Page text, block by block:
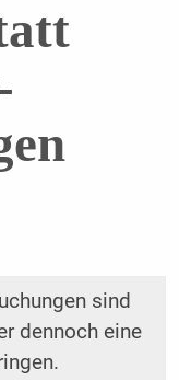
sind
dennoch eine